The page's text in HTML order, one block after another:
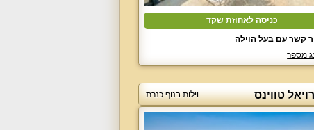
כניסה לאחוזת שקד
קשר עם בעל הוילה
מספר
טווינס וילות בנוף כנרת